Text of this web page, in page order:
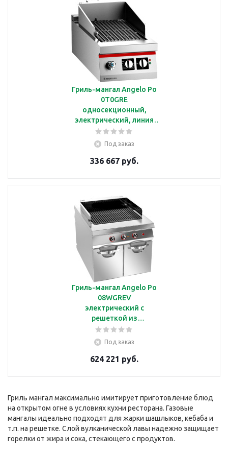
Гриль-мангал Angelo Po
0T0GRE
односекционный,
электрический, линия
ICON9000
Под заказ
336 667 руб.
Гриль-мангал Angelo Po
08WGREV
электрический с
решеткой из
эмалированного чугуна,
линия Omega
Под заказ
624 221 руб.
Гриль мангал максимально имитирует приготовление блюд
на открытом огне в условиях кухни ресторана. Газовые
мангалы идеально подходят для жарки шашлыков, кебаба и
т.п. на решетке. Слой вулканической лавы надежно защищает
горелки от жира и сока, стекающего с продуктов.